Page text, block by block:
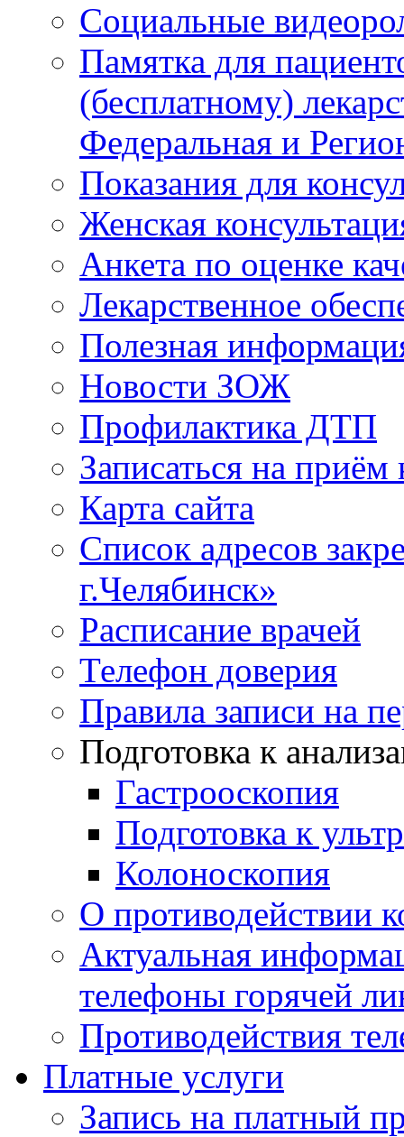
Социальные
Памятка для
(бесплатному)
Федеральная и
Показания для
Женская
Анкета по оценке
Лекарственное
Полезная
Новости ЗОЖ
Профилактика ДТП
Записаться на приём
Карта сайта
Список адресов
г.Челябинск»
Расписание врачей
Телефон доверия
Правила записи на
Подготовка к
Гастрооскопия
Подготовка к
Колоноскопия
О противодействии
Актуальная
телефоны горячей
Противодействия
Платные услуги
Запись на платный